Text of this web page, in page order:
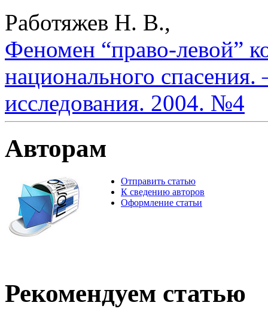
Работяжев Н. В.,
Феномен “право-левой”
национального
исследования. 2004. №4
Авторам
Отправить статью
К сведению авторов
Оформление статьи
Рекомендуем статью